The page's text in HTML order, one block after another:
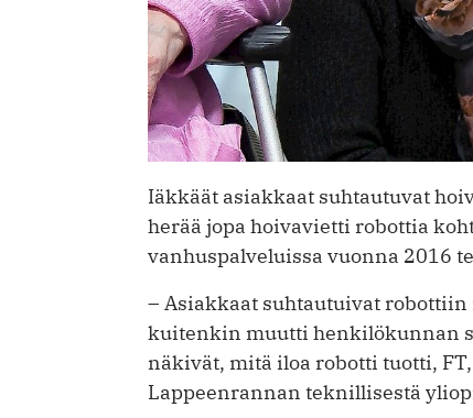
Iäkkäät asiakkaat suhtautuvat
herää jopa hoivavietti robottia
vanhuspalveluissa vuonna 2016
– Asiakkaat suhtautuivat
kuitenkin muutti henkilökunnan
näkivät, mitä iloa robotti tuotti,
Lappeenrannan teknillisestä